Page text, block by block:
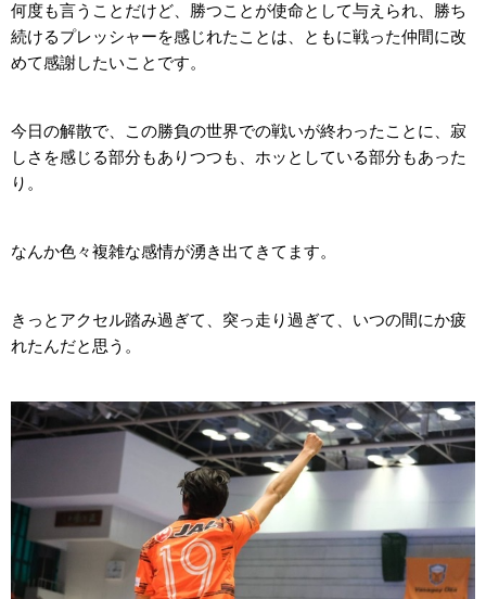
何度も言うことだけど、勝つことが使命として与えられ、勝ち
続けるプレッシャーを感じれたことは、ともに戦った仲間に改
めて感謝したいことです。
今日の解散で、この勝負の世界での戦いが終わったことに、寂
しさを感じる部分もありつつも、ホッとしている部分もあった
り。
なんか色々複雑な感情が湧き出てきてます。
きっとアクセル踏み過ぎて、突っ走り過ぎて、いつの間にか疲
れたんだと思う。